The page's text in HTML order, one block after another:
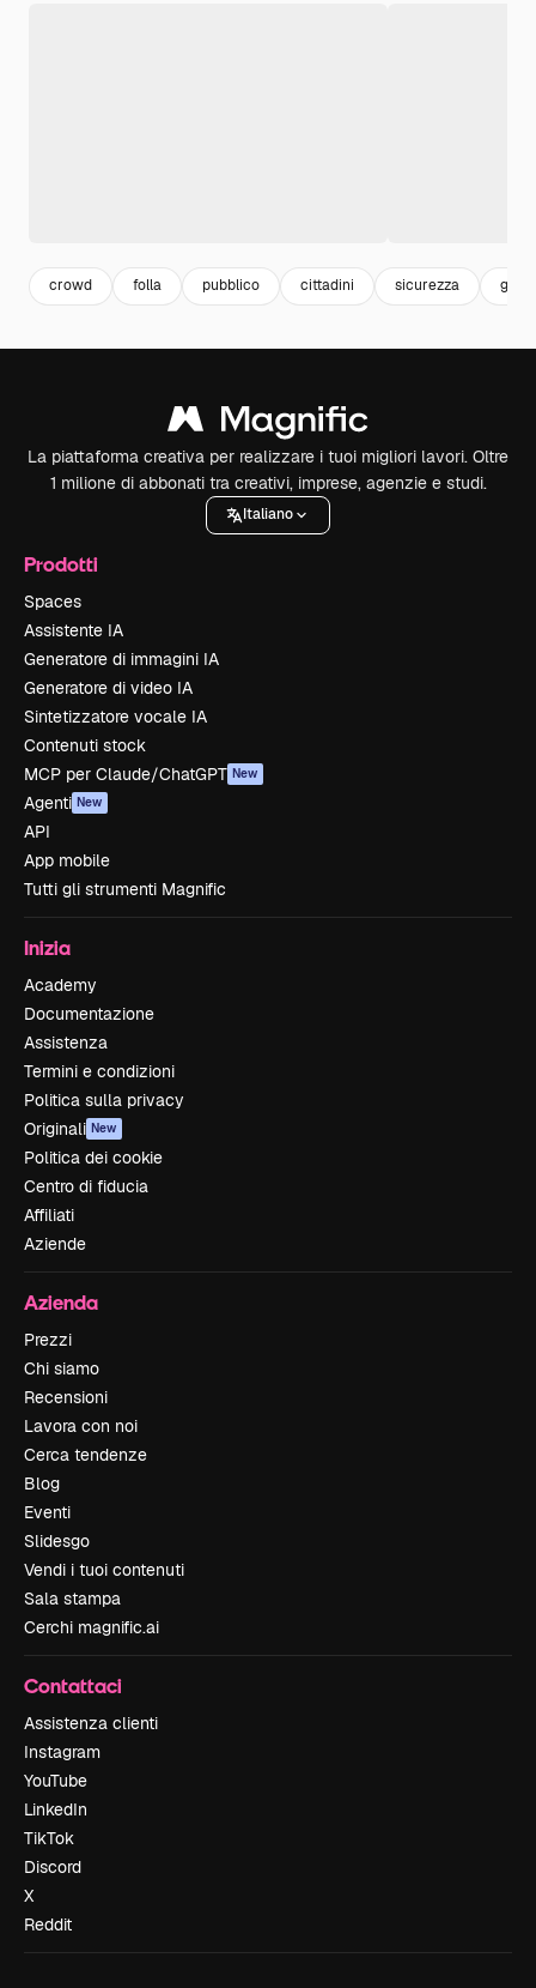
crowd folla pubblico cittadini sicurezza
La piattaforma creativa per realizzare i tuoi migliori lavori. Oltre
1 milione di abbonati tra creativi, imprese, agenzie e studi.
Italiano
Prodotti
Spaces
Assistente IA
Generatore di immagini IA
Generatore di video IA
Sintetizzatore vocale IA
Contenuti stock
MCP per Claude/ChatGPT New
Agenti New
API
App mobile
Tutti gli strumenti Magnific
Inizia
Academy
Documentazione
Assistenza
Termini e condizioni
Politica sulla privacy
Originali New
Politica dei cookie
Centro di fiducia
Affiliati
Aziende
Azienda
Prezzi
Chi siamo
Recensioni
Lavora con noi
Cerca tendenze
Blog
Eventi
Slidesgo
Vendi i tuoi contenuti
Sala stampa
Cerchi magnific.ai
Contattaci
Assistenza clienti
Instagram
YouTube
LinkedIn
TikTok
Discord
X
Reddit